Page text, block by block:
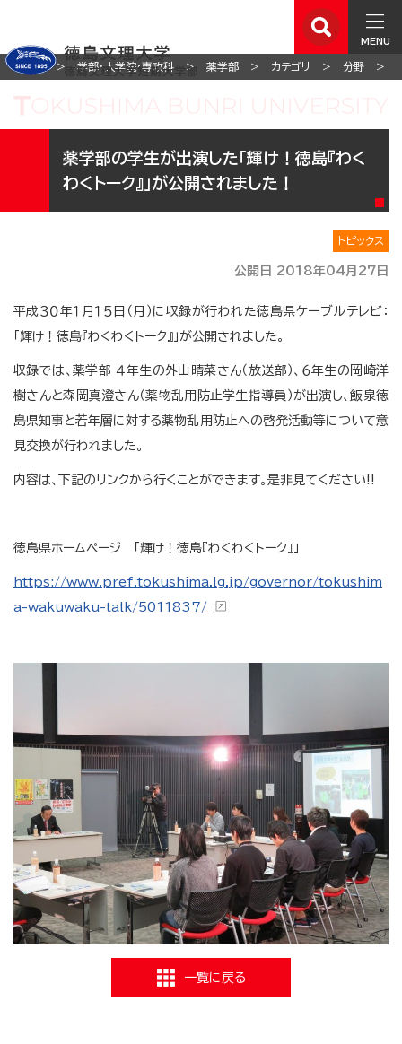
MENU
ホーム 学部・大学院・専攻科 薬学部 カテゴリ 分野
薬学部の学生が出演した「輝け！徳島『わく
わくトーク』」が公開されました！
トピックス
公開日 2018年04月27日
平成３０年１月１５日（月）に収録が行われた徳島県ケーブルテレビ：
「輝け！徳島『わくわくトーク』」が公開されました。
収録では、薬学部 ４年生の外山晴菜さん（放送部）、６年生の岡崎洋
樹さんと森岡真澄さん（薬物乱用防止学生指導員）が出演し、飯泉徳
島県知事と若年層に対する薬物乱用防止への啓発活動等について意
見交換が行われました。
内容は、下記のリンクから行くことができます。是非見てください!!
徳島県ホームページ 「輝け！徳島『わくわくトーク』」
https://www.pref.tokushima.lg.jp/governor/tokushim
a-wakuwaku-talk/5011837/
一覧に戻る